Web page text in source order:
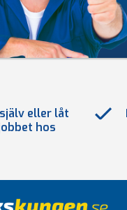
eller låt
hos